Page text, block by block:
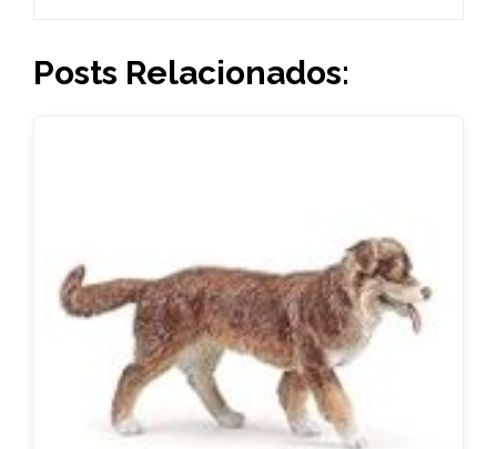
Posts Relacionados: